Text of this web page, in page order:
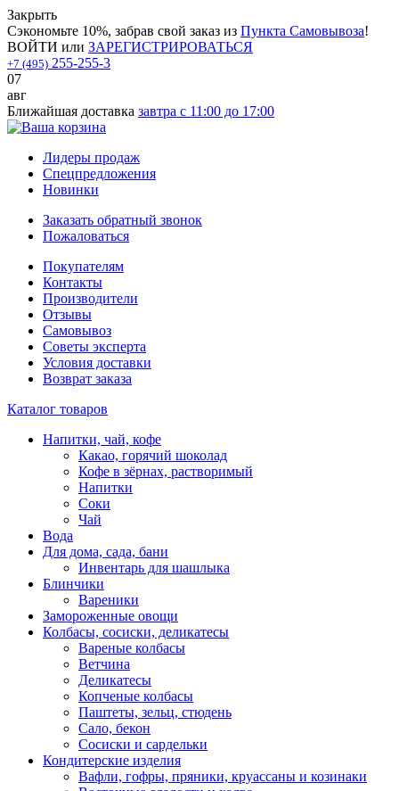
Закрыть
Сэкономьте 10%, забрав свой заказ из Пункта Самовывоза!
ВОЙТИ или ЗАРЕГИСТРИРОВАТЬСЯ
+7 (495) 255-255-3
07
авг
Ближайшая доставка завтра с 11:00 до 17:00
Лидеры продаж
Спецпредложения
Новинки
Заказать обратный звонок
Пожаловаться
Покупателям
Контакты
Производители
Отзывы
Самовывоз
Советы эксперта
Условия доставки
Возврат заказа
Каталог товаров
Напитки, чай, кофе
Какао, горячий шоколад
Кофе в зёрнах, растворимый
Напитки
Соки
Чай
Вода
Для дома, сада, бани
Инвентарь для шашлыка
Блинчики
Вареники
Замороженные овощи
Колбасы, сосиски, деликатесы
Вареные колбасы
Ветчина
Деликатесы
Копченые колбасы
Паштеты, зельц, стюдень
Сало, бекон
Сосиски и сардельки
Кондитерские изделия
Вафли, гофры, пряники, круассаны и козинаки